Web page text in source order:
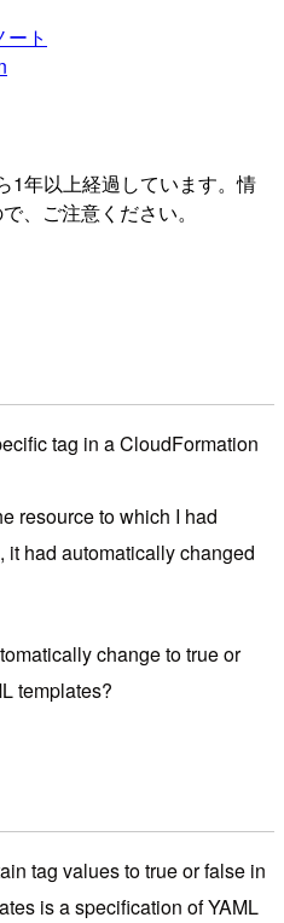
ト
1年以上経過しています。情
、ご注意ください。
tag in a CloudFormation
resource to which I had
had automatically changed
change to true or
templates?
tag values to true or false in
is a specification of YAML